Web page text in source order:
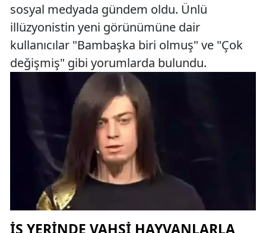
sosyal medyada gündem oldu. Ünlü
illüzyonistin yeni görünümüne dair
kullanıcılar "Bambaşka biri olmuş" ve "Çok
değişmiş" gibi yorumlarda bulundu.
İŞ YERINDE VAHŞI HAYVANLARLA